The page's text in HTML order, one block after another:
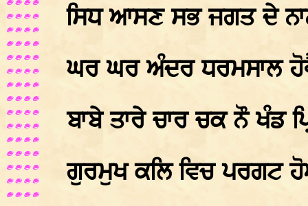
ਸਿਧ ਆਸਣ ਸਭ ਜਗਤ ਦੇ
ਘਰ ਘਰ ਅੰਦਰ ਧਰਮਸਾਲ
ਬਾਬੇ ਤਾਰੇ ਚਾਰ ਚਕ ਨੌ ਖੰਡ
ਗੁਰਮੁਖ ਕਲਿ ਵਿਚ ਪਰਗਟ